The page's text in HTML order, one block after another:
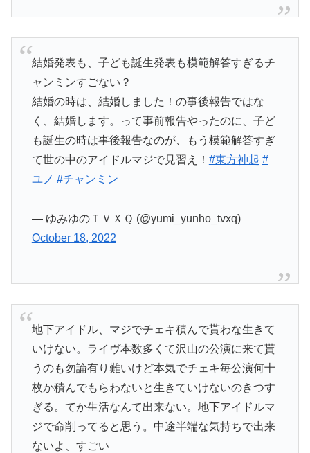
結婚発表も、子ども誕生発表も模範解答すぎるチ
ャンミンすごない？
結婚の時は、結婚しました！の事後報告ではな
く、結婚します。って事前報告やったのに、子ど
も誕生の時は事後報告なのが、もう模範解答すぎ
て世の中のアイドルマジで見習え！ #東方神起 #
ユノ #チャンミン
— ゆみゆのＴＶＸＱ (@yumi_yunho_tvxq)
October 18, 2022
地下アイドル、マジでチェキ積んで貰わな生きて
いけない。ライヴ本数多くて沢山の公演に来て貰
うのも勿論有り難いけど本気でチェキ毎公演何十
枚か積んでもらわないと生きていけないのきつす
ぎる。てか生活なんて出来ない。地下アイドルマ
ジで命削ってると思う。中途半端な気持ちで出来
ないよ、すごい